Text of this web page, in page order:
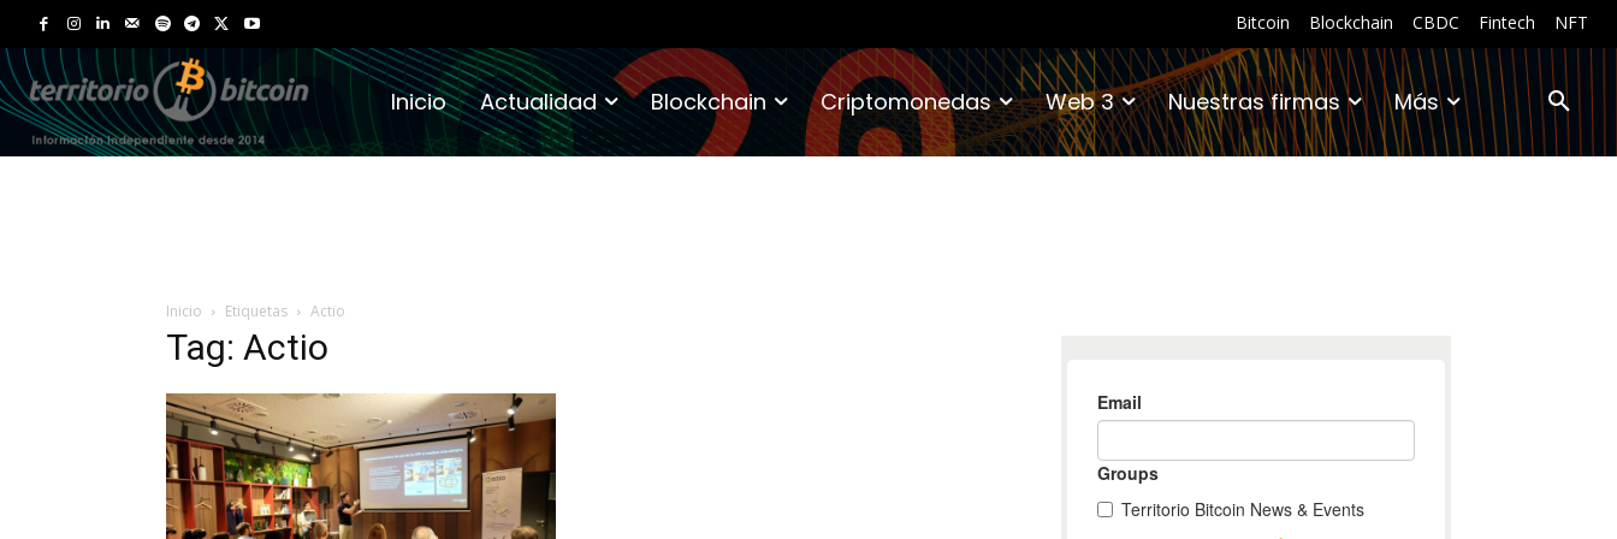
Bitcoin Blockchain CBDC Fintech NFT
Inicio Actualidad Blockchain Criptomonedas Web 3 Nuestras firmas Más
Inicio Etiquetas Actio
Tag: Actio